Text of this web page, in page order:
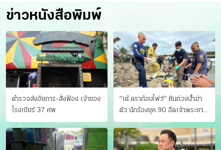
ข่าวหนังสือพิมพ์
ตำรวจส่งอัยการ-สั่งฟ้อง เจ้าของ
โรงเบียร์ 37 ศพ
"เต้ ดราก้อนไฟว์" หินถ่วงน้ำฆ่า
ตัว นักร้องยุค 90 อืดเจ้าพระยา
แฟนหาตัววุ่น เครียดธุรกิจ!